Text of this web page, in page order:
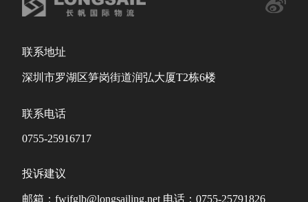
联系地址
深圳市罗湖区笋岗街道润弘大厦T2栋6楼
联系电话
0755-25916717
投诉建议
邮箱：fwjfglb@longsailing.net 电话：0755-25791826